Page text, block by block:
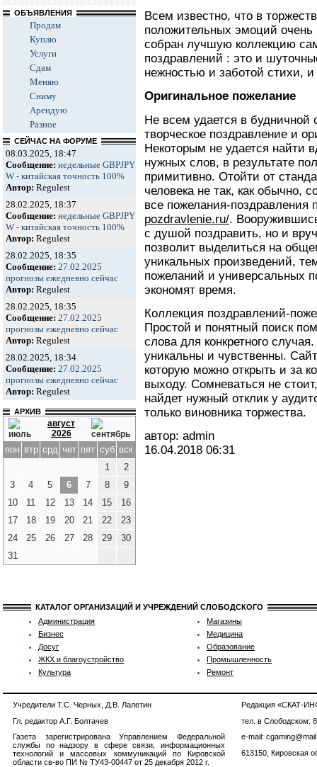
ОБЪЯВЛЕНИЯ
Продам
Куплю
Услуги
Сдам
Меняю
Сниму
Арендую
Разное
СЕЙЧАС НА ФОРУМЕ
08.03.2025, 18:47
Сообщение: недельные GBPJPY
W - китайская точность 100%
Автор: Regulest
28.02.2025, 18:37
Сообщение: недельные GBPJPY
W - китайская точность 100%
Автор: Regulest
28.02.2025, 18:35
Сообщение: 27.02.2025
прогнозы ежедневно сейчас
Автор: Regulest
28.02.2025, 18:35
Сообщение: 27.02.2025
прогнозы ежедневно сейчас
Автор: Regulest
28.02.2025, 18:34
Сообщение: 27.02.2025
прогнозы ежедневно сейчас
Автор: Regulest
АРХИВ
август
2026
пон втр срд чет пят суб вск
1
2
3
4 5 6 7 8
9
10
11 12 13 14 15
16
17
18 19 20 21 22
23
24
25 26 27 28 29
30
31
Всем известно, что в
положительных эмоций
собран лучшую коллекцию
поздравлений : это и
нежностью и заботой стихи,
Оригинальное пожелание
Не всем удается в будничной
творческое поздравление и
Некоторым не удается найти
нужных слов, в результате
примитивно. Отойти от
человека не так, как обычно,
все пожелания-поздравления
pozdravlenie.ru/.
с душой поздравить, но и
позволит выделиться на
уникальных произведений,
пожеланий и универсальных
экономят время.
Коллекция поздравлений-
Простой и понятный поиск
слова для конкретного
уникальны и чувственны.
которую можно открыть и за
выходу. Сомневаться не
найдет нужный отклик у
только виновника торжества.
автор: admin
16.04.2018 06:31
КАТАЛОГ ОРГАНИЗАЦИЙ И УЧРЕЖДЕНИЙ СЛОБОДСКОГО
Администрация
Бизнес
Досуг
ЖКХ и благоустройство
Культура
Магазины
Медицина
Образование
Промышленность
Ремонт
Учредители Т.С. Черных, Д.В. Лалетин
Гл. редактор А.Г. Болтачев
Газета зарегистрирована Управлением Федеральной
службы по надзору в сфере связи, информационных
технологий и массовых коммуникаций по Кировской
области св-во ПИ № ТУ43-00447 от 25 декабря 2012 г.
Редакция «СКАТ-
тел. в Слободском:
e-mail:
613150, Кировская